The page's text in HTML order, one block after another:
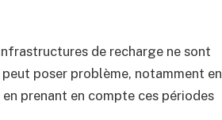
de recharge ne sont
poser problème, notamment en
prenant en compte ces périodes